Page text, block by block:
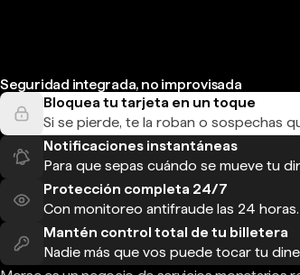
Seguridad integrada, no improvisada
Bloquea tu tarjeta en un toque
Si se pierde, te la roban o sospechas
Notificaciones instantáneas
Para que sepas cuándo se mueve tu
Protección completa 24/7
Con monitoreo antifraude las 24 horas.
Mantén control total de tu billetera
Nadie más que vos puede tocar tu